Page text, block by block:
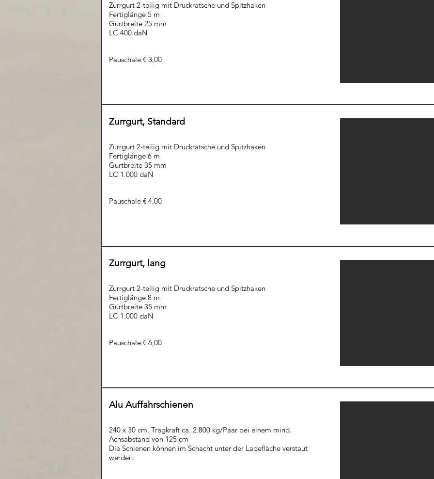
Zurrgurt 2-teilig mit Druckratsche und Spitzhaken
Fertiglänge 5 m
Gurtbreite 25 mm
LC 400 daN
Pauschale € 3,00
Zurrgurt, Standard
Zurrgurt 2-teilig mit Druckratsche und Spitzhaken
Fertiglänge 6 m
Gurtbreite 35 mm
LC 1.000 daN
Pauschale € 4,00
Zurrgurt, lang
Zurrgurt 2-teilig mit Druckratsche und Spitzhaken
Fertiglänge 8 m
Gurtbreite 35 mm
LC 1.000 daN
Pauschale € 6,00
Alu Auffahrschienen
240 x 30 cm, Tragkraft ca. 2.800 kg/Paar bei einem mind.
Achsabstand von 125 cm
Die Schienen können im Schacht unter der Ladefläche verstaut
werden.